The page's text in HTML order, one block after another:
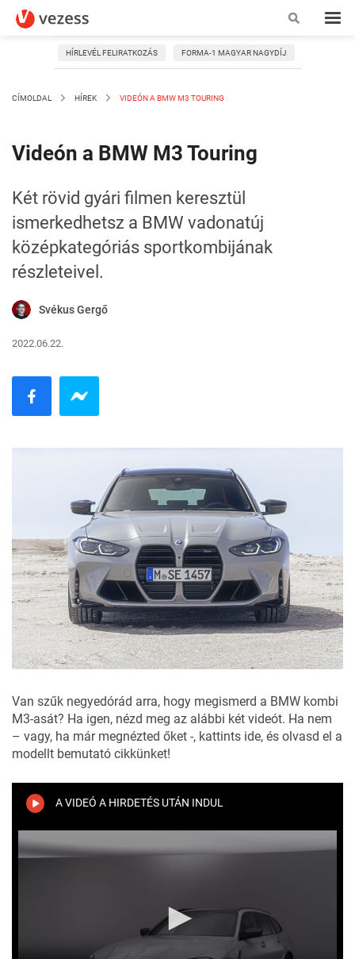
HÍRLEVÉL FELIRATKOZÁS FORMA-1 MAGYAR NAGYDÍJ
CÍMOLDAL HÍREK VIDEÓN A BMW M3 TOURING
Videón a BMW M3 Touring
Két rövid gyári filmen keresztül
ismerkedhetsz a BMW vadonatúj
középkategóriás sportkombijának
részleteivel.
Svékus Gergő
2022.06.22.
Van szűk negyedórád arra, hogy megismerd a BMW kombi
M3-asát? Ha igen, nézd meg az alábbi két videót. Ha nem
– vagy, ha már megnézted őket -, kattints ide, és olvasd el a
modellt bemutató cikkünket!
A VIDEÓ A HIRDETÉS UTÁN INDUL